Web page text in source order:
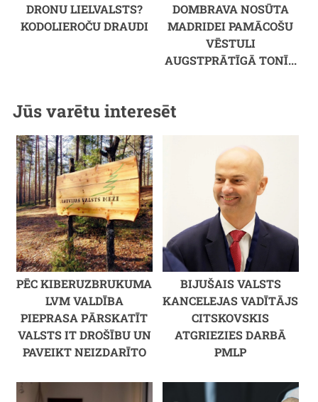
DRONU LIELVALSTS?
KODOLIEROČU DRAUDI
DOMBRAVA NOSŪTA
MADRIDEI PAMĀCOŠU
VĒSTULI
AUGSTPRĀTĪGĀ TONĪ...
Jūs varētu interesēt
PĒC KIBERUZBRUKUMA
LVM VALDĪBA
PIEPRASA PĀRSKATĪT
VALSTS IT DROŠĪBU UN
PAVEIKT NEIZDARĪTO
BIJUŠAIS VALSTS
KANCELEJAS VADĪTĀJS
CITSKOVSKIS
ATGRIEZIES DARBĀ
PMLP